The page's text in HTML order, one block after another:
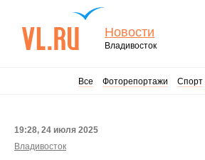
Новости
Владивосток
Все Фоторепортажи Спорт
19:28, 24 июля 2025
Владивосток